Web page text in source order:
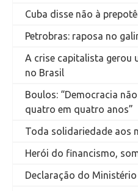
Cuba disse não à
Petrobras: raposa no
A crise capitalista gerou
no Brasil
Boulos: “Democracia
quatro em quatro anos”
Toda solidariedade aos
Herói do financismo,
Declaração do Ministério